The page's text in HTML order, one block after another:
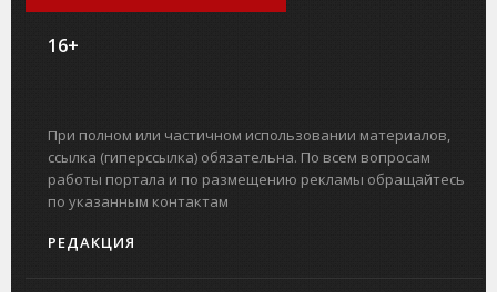
16+
При полном или частичном использовании материалов,
ссылка (гиперссылка) обязательна. По всем вопросам
работы портала и по размещению рекламы обращайтесь
по указанным контактам
РЕДАКЦИЯ